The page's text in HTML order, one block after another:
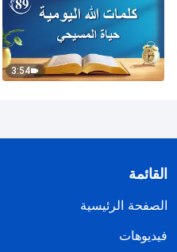
3:54
القائمة
الصفحة الرئيسية
فيديوهات